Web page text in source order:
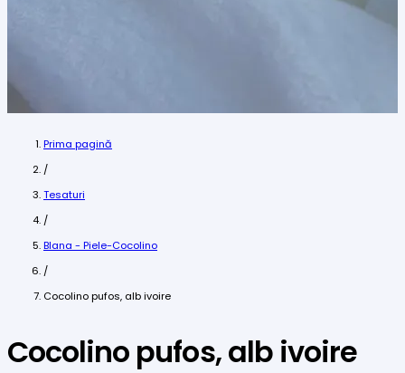
Prima pagină
/
Tesaturi
/
Blana - Piele-Cocolino
/
Cocolino pufos, alb ivoire
Cocolino pufos, alb ivoire